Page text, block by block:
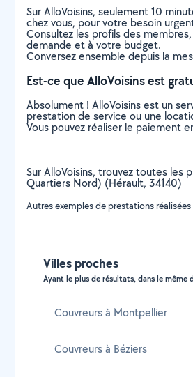
Sur AlloVoisins, seulement 10
chez vous, pour votre besoin
Consultez les profils des
demande et à votre budget.
Conversez ensemble depuis la
Est-ce que AlloVoisins est
Absolument ! AlloVoisins est un
prestation de service ou une
Vous pouvez réaliser le paiement
Sur AlloVoisins, trouvez toutes les
Quartiers Nord) (Hérault, 34140)
Autres exemples de prestations
Villes proches
Ayant le plus de résultats, dans le même
Couvreurs à Montpellier
Couvreurs à Béziers